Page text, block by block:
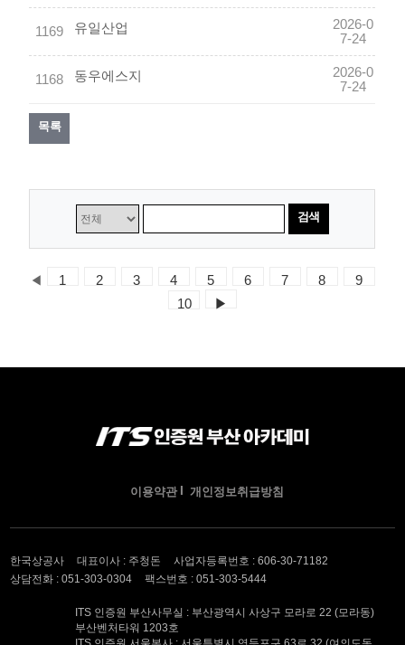
1169 유일산업
2026-0
7-24
1168 동우에스지
2026-0
7-24
목록
검색
◀ 1 2 3 4 5 6 7 8
9
10
▶
이용약관 개인정보취급방침
한국상공사 대표이사 : 주청돈
사업자등록번호 : 606-30-71182
상담전화 : 051-303-0304
팩스번호 : 051-303-5444
ITS 인증원 부산사무실 : 부산광역시 사상구 모라로 22 (모라동)
부산벤처타워 1203호